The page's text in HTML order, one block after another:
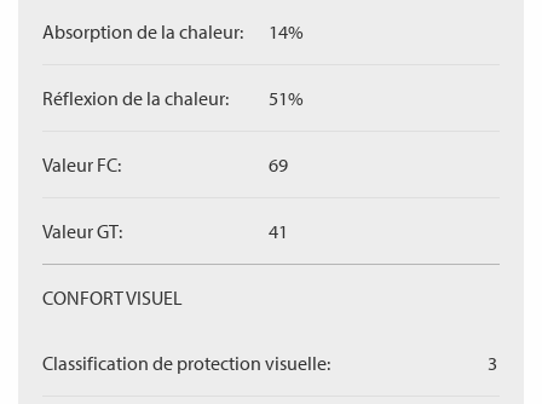
Absorption de la chaleur: 14%
Réflexion de la chaleur: 51%
Valeur FC: 69
Valeur GT: 41
CONFORT VISUEL
Classification de protection visuelle: 3